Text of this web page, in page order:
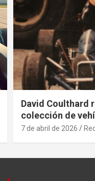
David Coulthard
colección de
7 de abril de 2026